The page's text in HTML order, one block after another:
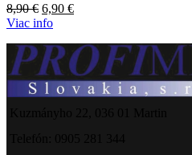
8,90€ Pôvodná
cena
8,90 €.
6,90 €Aktuálna
6,90 €.
Viac info